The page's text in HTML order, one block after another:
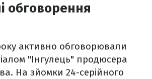
обговорення
активно обговорювали
"Інгулець" продюсера
На зйомки 24-серійного